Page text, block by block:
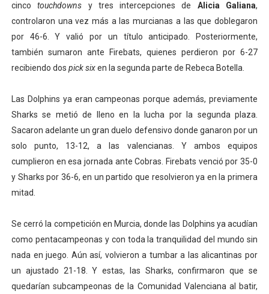
cincotouchdowns y tres intercepciones de Alicia Galiana,
controlaron una vez más a las murcianas a las que doblegaron
por 46-6. Y valió por un título anticipado. Posteriormente,
también sumaron ante Firebats, quienes perdieron por 6-27
recibiendo dos pick sixen la segunda parte de Rebeca Botella.
Las Dolphins ya eran campeonas porque además, previamente
Sharks se metió de lleno en la lucha por la segunda plaza.
Sacaron adelante un gran duelo defensivo donde ganaron por un
solo punto, 13-12, a las valencianas. Y ambos equipos
cumplieron en esa jornada ante Cobras. Firebats venció por 35-0
y Sharks por 36-6, en un partido que resolvieron ya en la primera
mitad.
Se cerró la competición en Murcia, donde las Dolphins ya acudían
como pentacampeonas y con toda la tranquilidad del mundo sin
nada en juego. Aún así, volvieron a tumbar a las alicantinas por
un ajustado 21-18. Y estas, las Sharks, confirmaron que se
quedarían subcampeonas de la Comunidad Valenciana al batir,